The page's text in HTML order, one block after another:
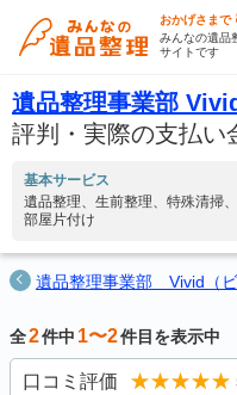
おかげさまで
みんなの遺品
サイトです
遺品整理事業部
評判・実際の支払い
基本サービス
遺品整理
生前整理 特殊清掃
部屋片付け
遺品整理事業部 Vivid（
全2件中 1〜2件目を表示中
口コミ評価